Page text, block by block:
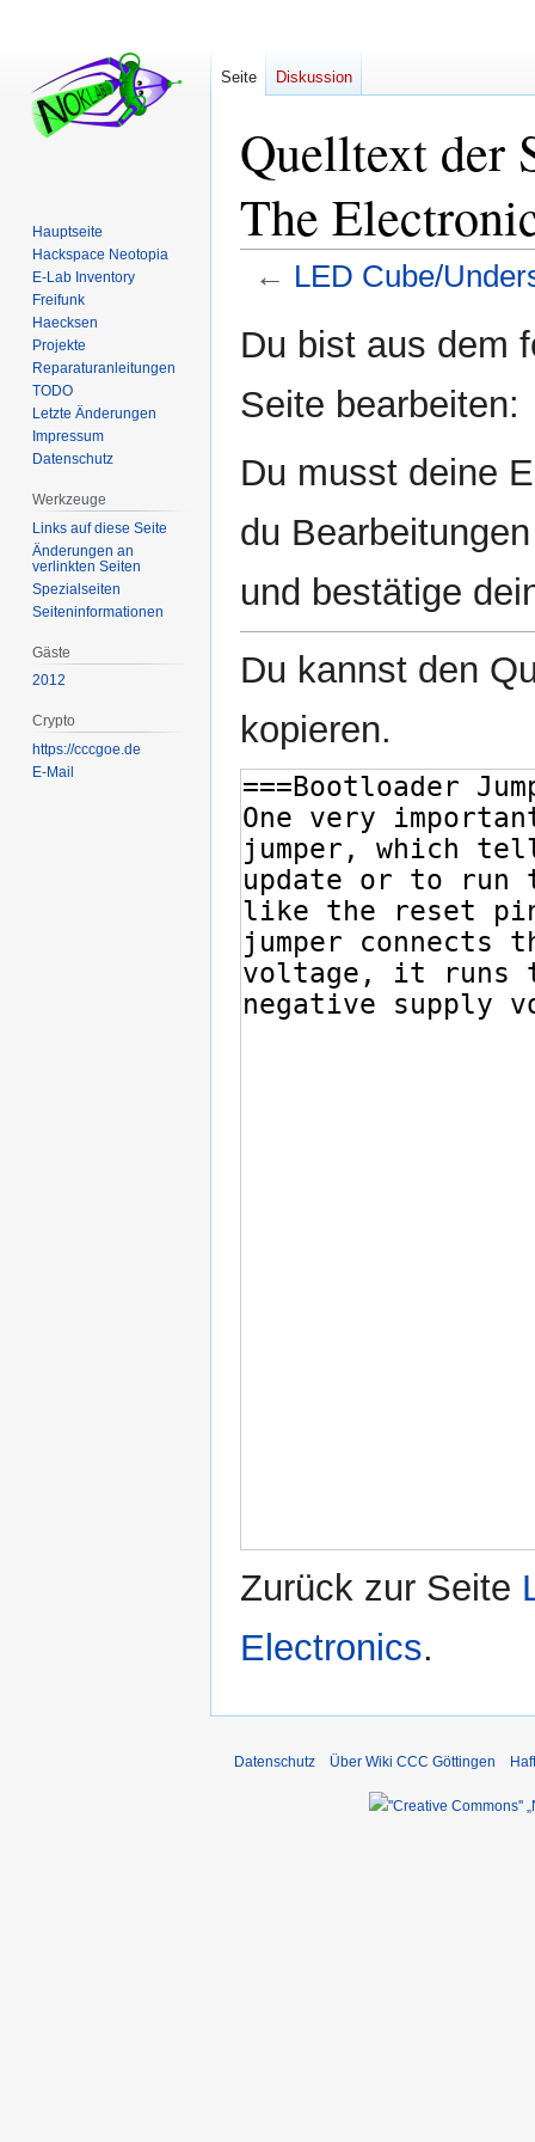
Quelltext der
The
← LED Cube/
Navigation
Suche
Du bist aus dem
Seite bearbeiten:
Du musst deine
du
und bestätige
Du kannst den
kopieren.
Zurück zur Seite
Electronics.
Seite Diskussion
Hauptseite
Hackspace Neotopia
E-Lab Inventory
Freifunk
Haecksen
Projekte
Reparaturanleitungen
TODO
Letzte Änderungen
Impressum
Datenschutz
Werkzeuge
Links auf diese Seite
Änderungen an
verlinkten Seiten
Spezialseiten
Seiten­­informationen
Gäste
2012
Crypto
https://cccgoe.de
E-Mail
Datenschutz Über Wiki CCC Göttingen